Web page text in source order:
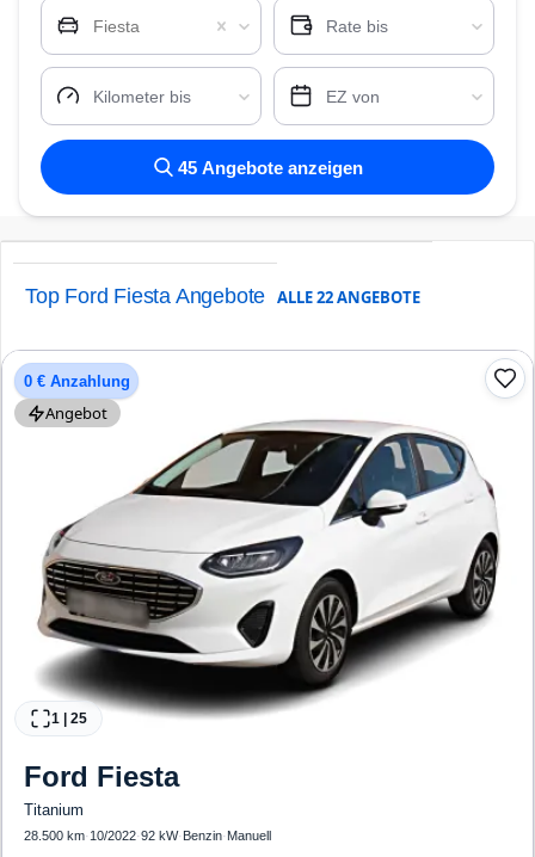
Fiesta Rate bis
Kilometer bis EZ von
45 Angebote anzeigen
Top Ford Fiesta Angebote ALLE22ANGEBOTE
0 € Anzahlung
Angebot
1 25
Ford Fiesta
Titanium
28.500 km· 10/2022·92 kW· Benzin· Manuell